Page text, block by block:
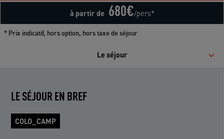
à partir de 680€/pers*
* Prix indicatif, hors option, hors taxe de séjour
Le séjour
LE SÉJOUR EN BREF
COLO_CAMP